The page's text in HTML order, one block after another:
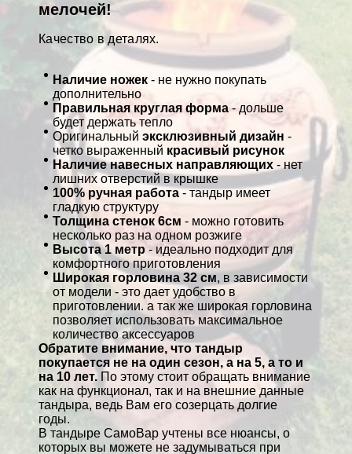
мелочей!
Качество в деталях.
Наличие ножек - не нужно покупать
дополнительно
Правильная круглая форма- дольше
будет держать тепло
Оригинальный эксклюзивный дизайн -
четко выраженный красивый рисунок
Наличие навесных направляющих - нет
лишних отверстий в крышке
100% ручная работа- тандыр имеет
гладкую структуру
Толщина стенок 6см - можно готовить
несколько раз на одном розжиге
Высота 1 метр - идеально подходит для
комфортного приготовления
Широкая горловина 32 см, в зависимости
от модели - это дает удобство в
приготовлении. а так же широкая горловина
позволяет использовать максимальное
количество аксессуаров
Обратите внимание, что тандыр
покупается не на один сезон, а на 5, а то и
на 10 лет. По этому стоит обращать внимание
как на функционал, так и на внешние данные
тандыра, ведь Вам его созерцать долгие
годы.
В тандыре СамоВар учтены все нюансы, о
которых вы можете не задумываться при